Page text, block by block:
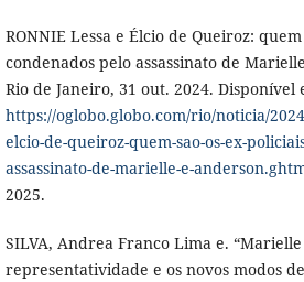
RONNIE Lessa e Élcio de Queiroz:
condenados pelo assassinato de
Rio de Janeiro, 31 out. 2024. Disponível
https://oglobo.globo.com/rio/noticia/
elcio-de-queiroz-quem-sao-os-ex-
assassinato-de-marielle-e-
2025.
SILVA, Andrea Franco Lima e.
representatividade e os novos modos